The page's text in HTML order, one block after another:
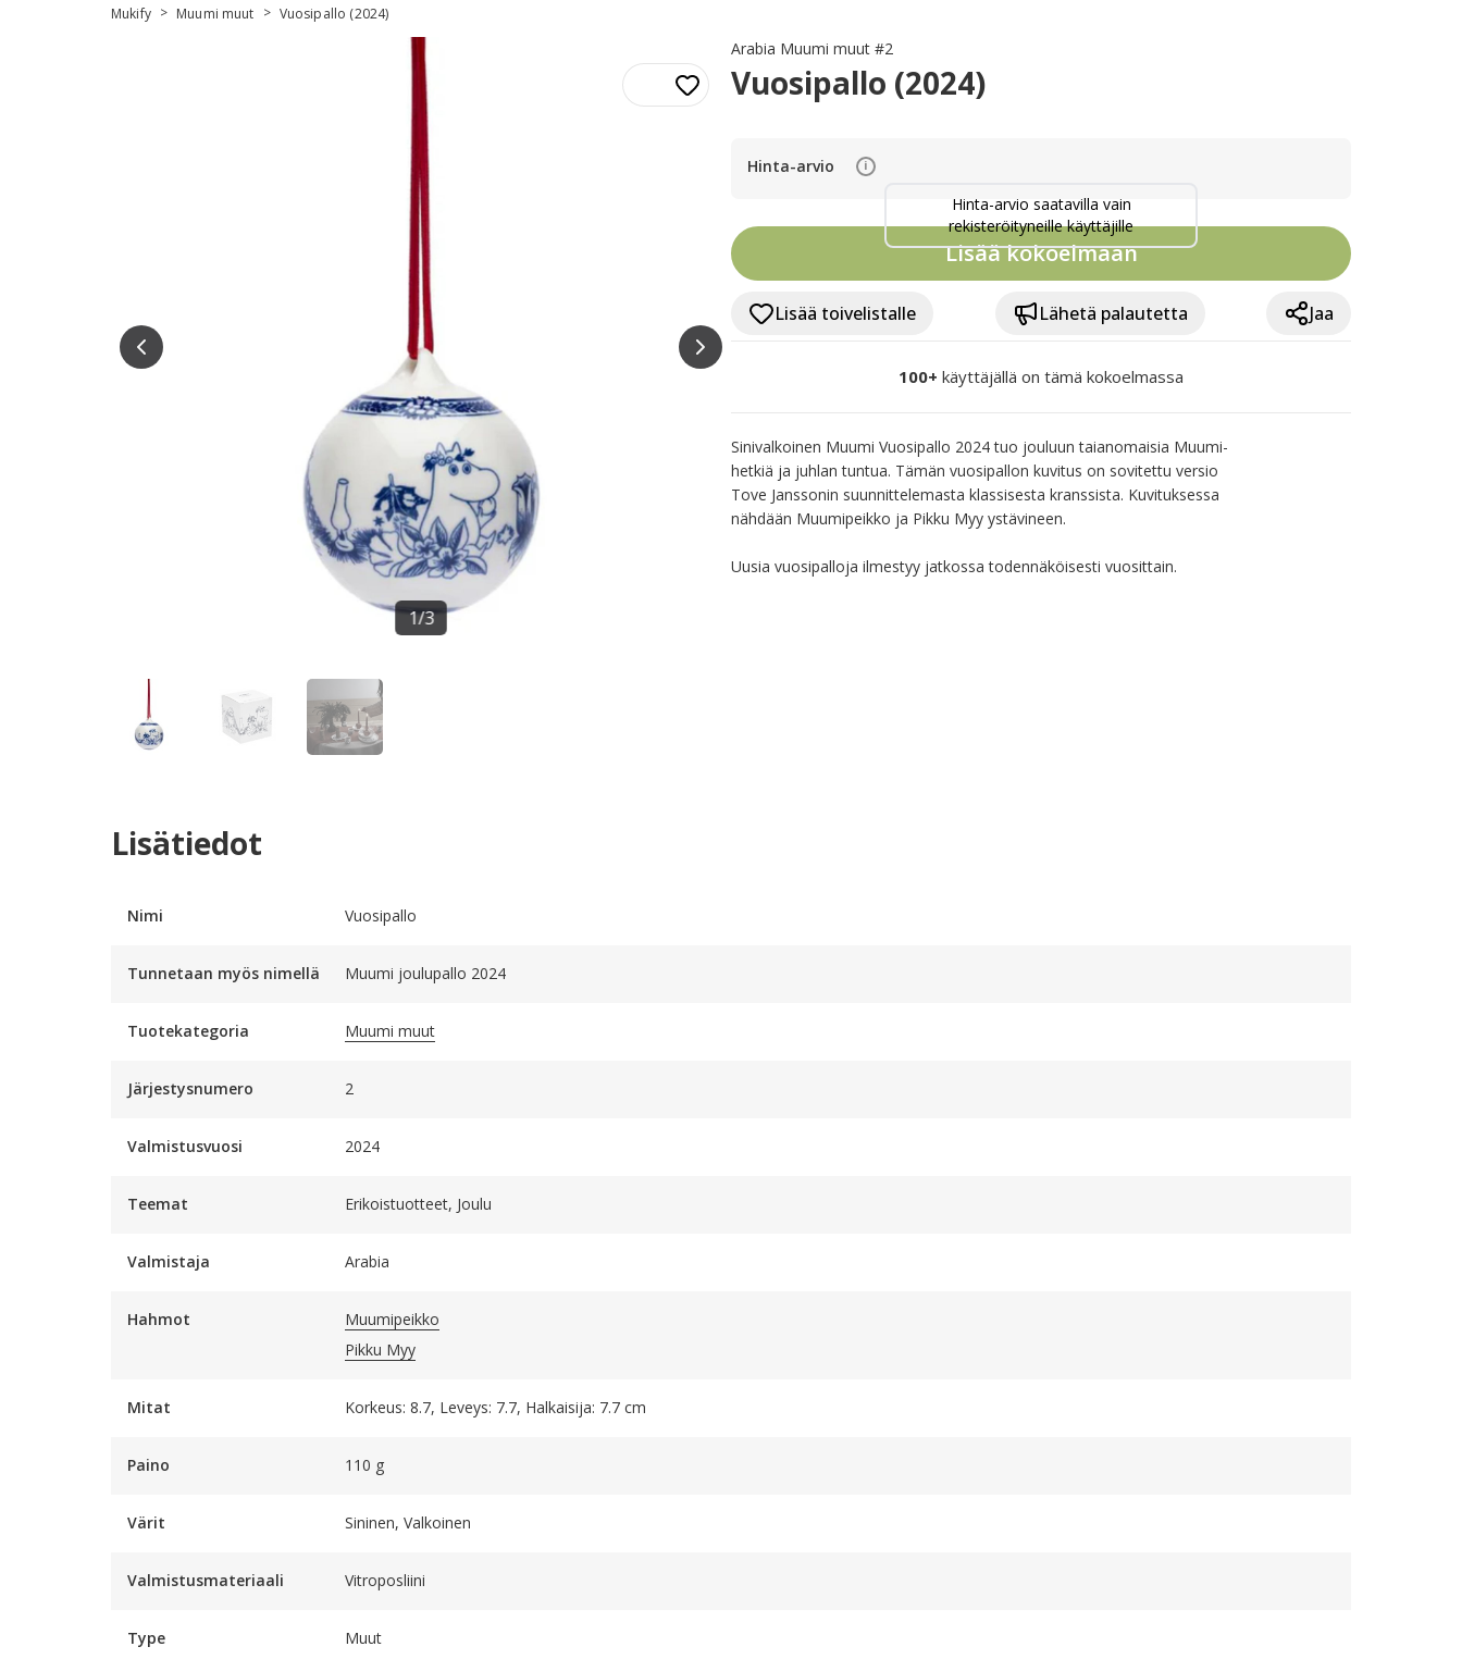
Mukify > Muumi muut > Vuosipallo (2024)
1/3
Arabia Muumi muut #2
Vuosipallo (2024)
Hinta-arvio i
Hinta-arvio saatavilla vain
rekisteröityneille käyttäjille
Lisää kokoelmaan
Lisää toivelistalle Lähetä palautetta Jaa
100+ käyttäjällä on tämä kokoelmassa
Sinivalkoinen Muumi Vuosipallo 2024 tuo jouluun taianomaisia Muumi-
hetkiä ja juhlan tuntua. Tämän vuosipallon kuvitus on sovitettu versio
Tove Janssonin suunnittelemasta klassisesta kranssista. Kuvituksessa
nähdään Muumipeikko ja Pikku Myy ystävineen.
Uusia vuosipalloja ilmestyy jatkossa todennäköisesti vuosittain.
Lisätiedot
Nimi Vuosipallo
Tunnetaan myös nimellä Muumi joulupallo 2024
Tuotekategoria Muumi muut
Järjestysnumero 2
Valmistusvuosi 2024
Teemat Erikoistuotteet, Joulu
Valmistaja Arabia
Hahmot
Muumipeikko
Pikku Myy
Mitat Korkeus: 8.7, Leveys: 7.7, Halkaisija: 7.7 cm
Paino 110 g
Värit Sininen, Valkoinen
Valmistusmateriaali Vitroposliini
Type Muut